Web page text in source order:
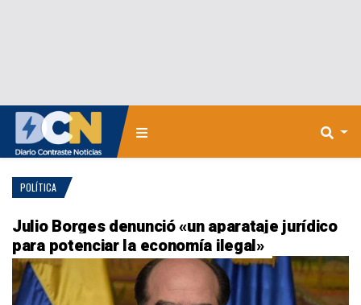
POLÍTICA
Julio Borges denunció «un aparataje jurídico
para potenciar la economía ilegal»